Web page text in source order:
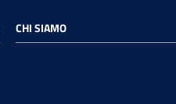
CHI SIAMO